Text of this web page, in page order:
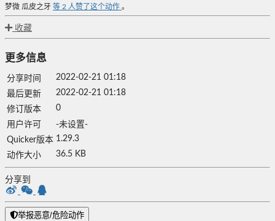
梦微 瓜皮之牙 等 2 人赞了这个动作 。
收藏
更多信息
分享时间
2022-02-21 01:18
最后更新
2022-02-21 01:18
修订版本
0
用户许可
-未设置-
Quicker版本 1.29.3
动作大小
36.5 KB
分享到
举报恶意/危险动作